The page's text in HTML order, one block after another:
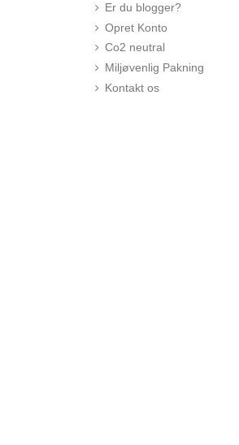
Er du blogger?
Opret Konto
Co2 neutral
Miljøvenlig Pakning
Kontakt os